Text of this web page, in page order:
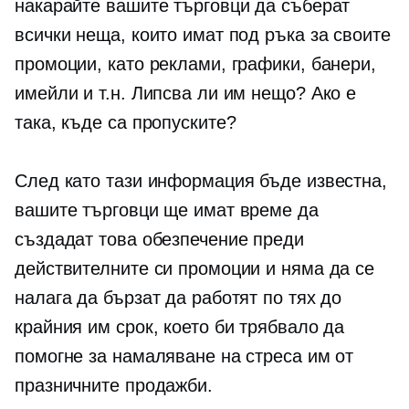
накарайте вашите търговци да съберат
всички неща, които имат под ръка за своите
промоции, като реклами, графики, банери,
имейли и т.н. Липсва ли им нещо? Ако е
така, къде са пропуските?
След като тази информация бъде известна,
вашите търговци ще имат време да
създадат това обезпечение преди
действителните си промоции и няма да се
налага да бързат да работят по тях до
крайния им срок, което би трябвало да
помогне за намаляване на стреса им от
празничните продажби.